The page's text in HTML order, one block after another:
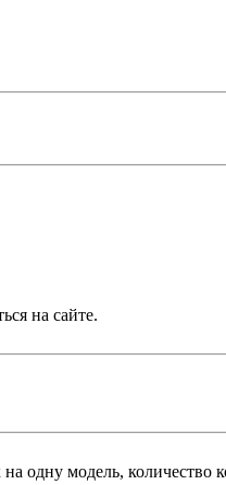
на сайте.
одну модель, количество